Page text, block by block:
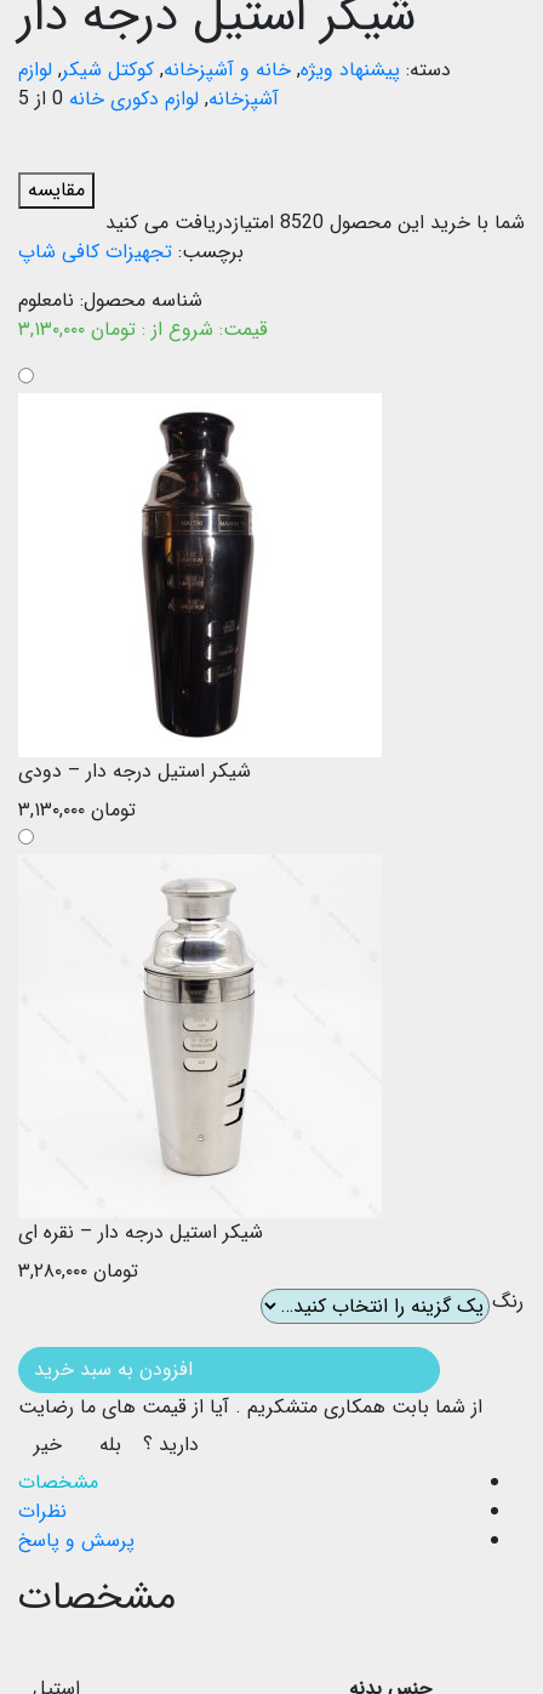
شیکر استیل درجه دار
دسته: پیشنهاد ویژه, خانه و آشپزخانه, کوکتل شیکر, لوازم
آشپزخانه, لوازم دکوری خانه 0 از 5
مقایسه
شما با خرید این محصول 8520 امتیازدریافت می کنید
برچسب: تجهیزات کافی شاپ
شناسه محصول: نامعلوم
قیمت: شروع از : تومان
شیکر استیل درجه دار – دودی
تومان
شیکر استیل درجه دار – نقره ای
تومان
رنگ
از شما بابت همکاری متشکریم . آیا از قیمت های ما رضایت
دارید ؟
بله
خیر
مشخصات
نظرات
پرسش و پاسخ
مشخصات